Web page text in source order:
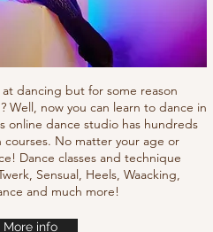
dancing but for some reason
Well, now you can learn to dance in
online dance studio has hundreds
No matter your age or
Dance classes and technique
Sensual, Heels, Waacking,
and much more!
More info